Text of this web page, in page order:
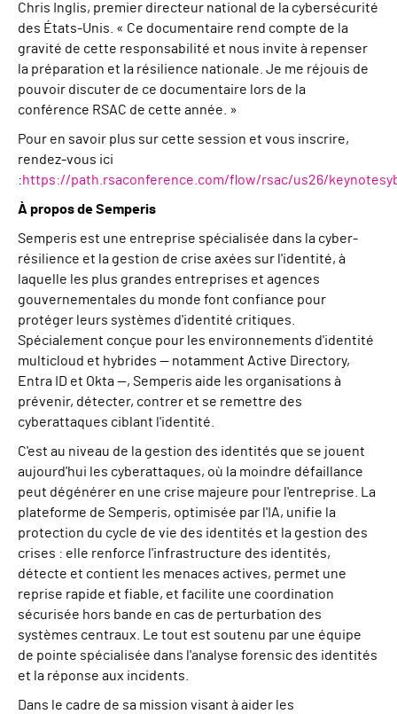
Chris Inglis, premier directeur national de la cybersécurité
des États-Unis. « Ce documentaire rend compte de la
gravité de cette responsabilité et nous invite à repenser
la préparation et la résilience nationale. Je me réjouis de
pouvoir discuter de ce documentaire lors de la
conférence RSAC de cette année. »
Pour en savoir plus sur cette session et vous inscrire,
rendez-vous ici
:https://path.rsaconference.com/flow/rsac/us26/
À propos de Semperis
Semperis est une entreprise spécialisée dans la cyber-
résilience et la gestion de crise axées sur l'identité, à
laquelle les plus grandes entreprises et agences
gouvernementales du monde font confiance pour
protéger leurs systèmes d'identité critiques.
Spécialement conçue pour les environnements d'identité
multicloud et hybrides — notamment Active Directory,
Entra ID et Okta —, Semperis aide les organisations à
prévenir, détecter, contrer et se remettre des
cyberattaques ciblant l'identité.
C'est au niveau de la gestion des identités que se jouent
aujourd'hui les cyberattaques, où la moindre défaillance
peut dégénérer en une crise majeure pour l'entreprise. La
plateforme de Semperis, optimisée par l'IA, unifie la
protection du cycle de vie des identités et la gestion des
crises : elle renforce l'infrastructure des identités,
détecte et contient les menaces actives, permet une
reprise rapide et fiable, et facilite une coordination
sécurisée hors bande en cas de perturbation des
systèmes centraux. Le tout est soutenu par une équipe
de pointe spécialisée dans l'analyse forensic des identités
et la réponse aux incidents.
Dans le cadre de sa mission visant à aider les